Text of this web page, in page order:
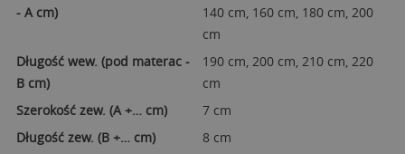
- A cm)
140 cm, 160 cm, 180 cm, 200
cm
Długość wew. (pod materac -
B cm)
190 cm, 200 cm, 210 cm, 220
cm
Szerokość zew. (A +… cm)
7 cm
Długość zew. (B +… cm)
8 cm